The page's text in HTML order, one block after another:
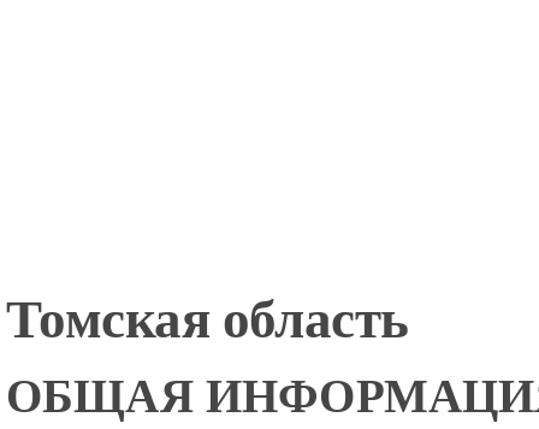
Томская область
ОБЩАЯ